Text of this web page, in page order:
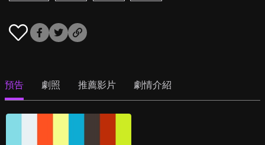
預告 劇照 推薦影片 劇情介紹